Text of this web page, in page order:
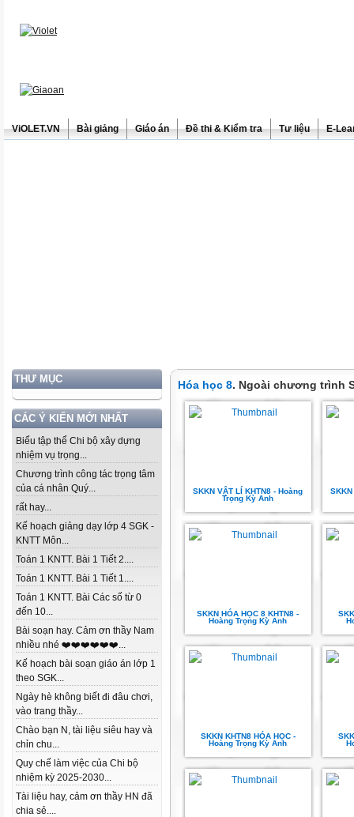
ViOLET.VN Bài giảng Giáo án Đề thi & Kiểm tra Tư liệu E-
THƯ MỤC
CÁC Ý KIẾN MỚI NHẤT
Biểu tập thể Chi bộ xây dựng
nhiệm vụ trọng...
Chương trình công tác trọng tâm
của cá nhân Quý...
rất hay...
Kế hoạch giảng dạy lớp 4 SGK -
KNTT Môn...
Toán 1 KNTT. Bài 1 Tiết 2....
Toán 1 KNTT. Bài 1 Tiết 1....
Toán 1 KNTT. Bài Các số từ 0
đến 10...
Bài soạn hay. Cảm ơn thầy Nam
nhiều nhé ❤️❤️❤️❤️❤️❤️...
Kế hoạch bài soạn giáo án lớp 1
theo SGK...
Ngày hè không biết đi đâu chơi,
vào trang thầy...
Chào bạn N, tài liệu siêu hay và
chỉn chu...
Quy chế làm việc của Chi bộ
nhiệm kỳ 2025-2030...
Tài liệu hay, cảm ơn thầy HN đã
chia sẻ....
Hóa học 8. Ngoài chương trình
SKKN VẬT LÍ KHTN8 - Hoàng
Trọng Kỳ Anh
SKKN HÓA HỌC 8 KHTN8 -
Hoàng Trọng Kỳ Anh
SKKN KHTN8 HÓA HỌC -
Hoàng Trọng Kỳ Anh